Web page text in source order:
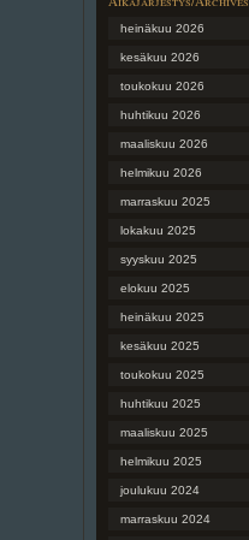
heinäkuu 2026
kesäkuu 2026
toukokuu 2026
huhtikuu 2026
maaliskuu 2026
helmikuu 2026
marraskuu 2025
lokakuu 2025
syyskuu 2025
elokuu 2025
heinäkuu 2025
kesäkuu 2025
toukokuu 2025
huhtikuu 2025
maaliskuu 2025
helmikuu 2025
joulukuu 2024
marraskuu 2024